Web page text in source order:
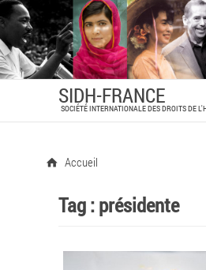
SIDH-FRANCE
SOCIÉTÉ INTERNATIONALE DES DROITS DE
Accueil
Tag :présidente